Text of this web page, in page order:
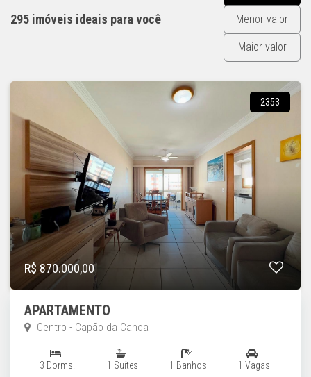
295 imóveis ideais para você Menor valor
Maior valor
2353
R$ 870.000,00
APARTAMENTO
Centro - Capão da Canoa
3 Dorms. 1 Suítes 1 Banhos 1 Vagas